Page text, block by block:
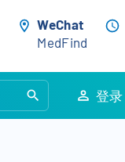
WeChat
MedFind
e
登录